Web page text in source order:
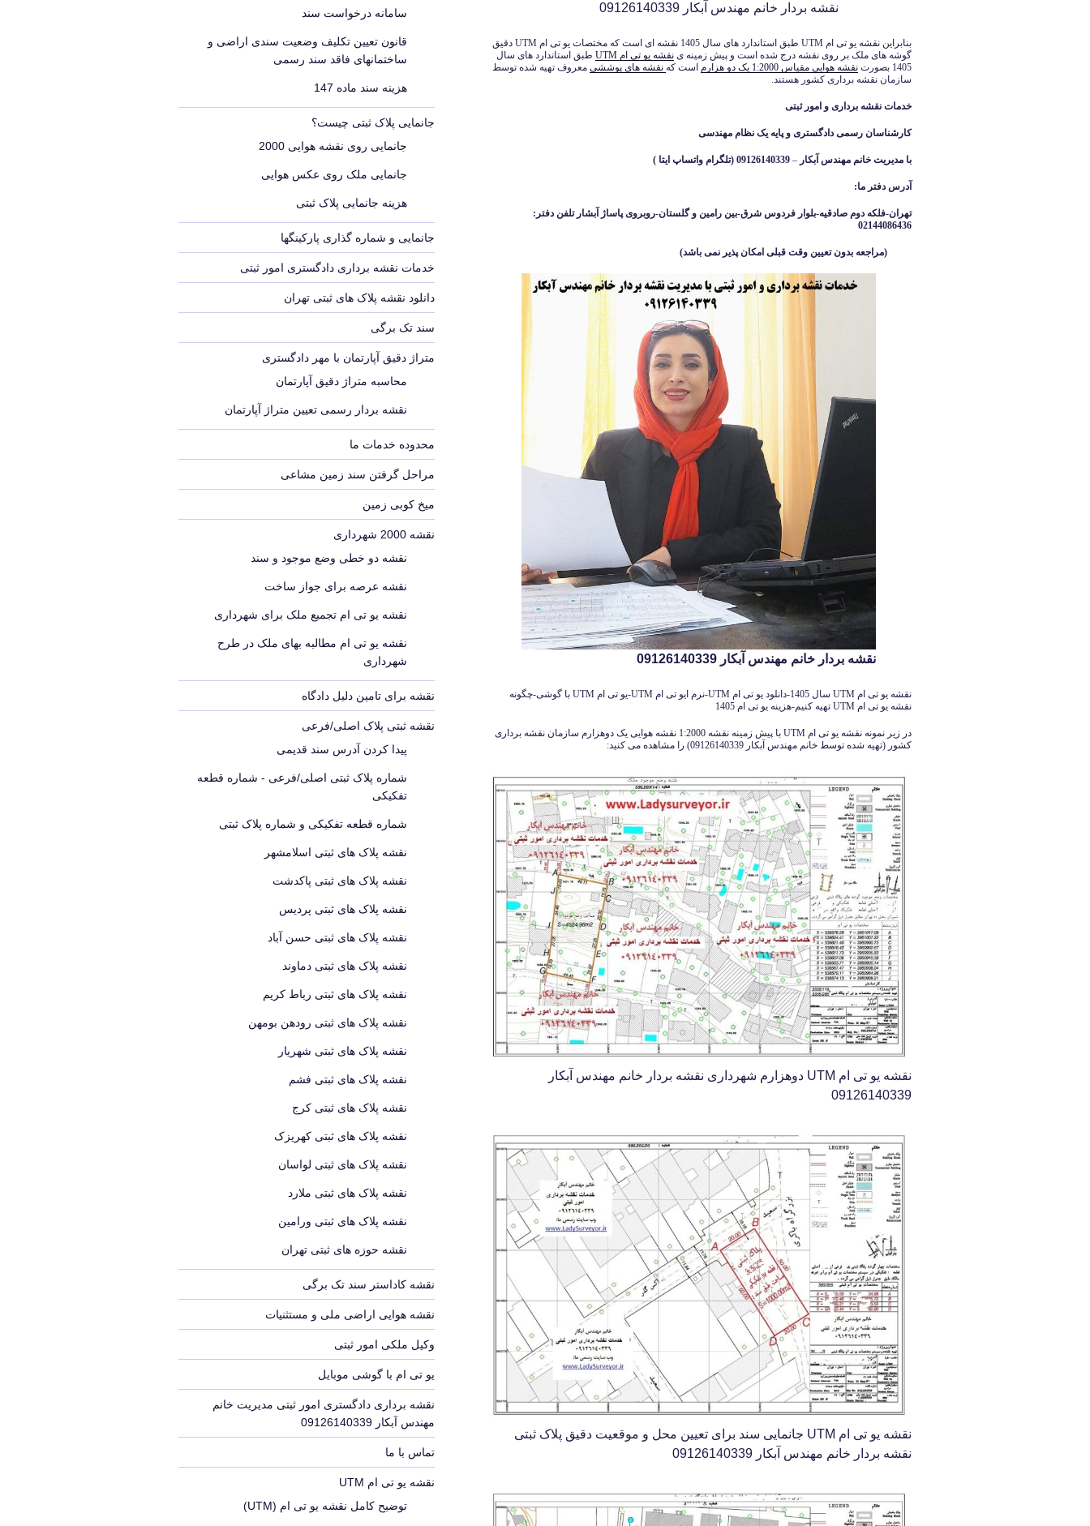
نقشه بردار خانم مهندس آبکار 09126140339
بنابراین نقشه یو تی ام UTM طبق استاندارد های سال 1405 نقشه ای است که مختصات یو تی ام UTM دقیق
گوشه های ملک بر روی نقشه درج شده است و پیش زمینه ی نقشه یو تی ام UTM
طبق استاندارد های سال
1405 بصورت
نقشه هوایی مقیاس 1:2000 یک دو هزارم است که نقشه های پوششی معروف تهیه شده توسط
سازمان نقشه برداری کشور هستند.
خدمات نقشه برداری و امور ثبتی
کارشناسان رسمی دادگستری و پایه یک نظام مهندسی
با مدیریت خانم مهندس آبکار – 09126140339 (تلگرام واتساپ ایتا )
آدرس دفتر ما:
تهران-فلکه دوم صادقیه-بلوار فردوس شرق-بین رامین و گلستان-روبروی پاساژ آبشار تلفن دفتر:
02144086436
(مراجعه بدون تعیین وقت قبلی امکان پذیر نمی باشد)
نقشه بردار خانم مهندس آبکار 09126140339
نقشه یو تی ام UTM سال 1405-دانلود یو تی ام UTM-نرم ایو تی ام UTM-یو تی ام UTM با گوشی-چگونه
نقشه یو تی ام UTM تهیه کنیم-هزینه یو تی ام 1405
در زیر نمونه نقشه یو تی ام UTM با پیش زمینه نقشه 1:2000 نقشه هوایی یک دوهزارم سازمان نقشه برداری
کشور (تهیه شده توسط خانم مهندس آبکار 09126140339) را مشاهده می کنید:
نقشه یو تی ام UTM دوهزارم شهرداری نقشه بردار خانم مهندس آبکار
09126140339
نقشه یو تی ام UTM جانمایی سند برای تعیین محل و موقعیت دقیق پلاک ثبتی
نقشه بردار خانم مهندس آبکار 09126140339
سامانه درخواست سند
قانون تعیین تکلیف وضعیت سندی اراضی و
ساختمانهای فاقد سند رسمی
هزینه سند ماده 147
جانمایی پلاک ثبتی چیست؟
جانمایی روی نقشه هوایی 2000
جانمایی ملک روی عکس هوایی
هزینه جانمایی پلاک ثبتی
جانمایی و شماره گذاری پارکینگها
خدمات نقشه برداری دادگستری امور ثبتی
دانلود نقشه پلاک های ثبتی تهران
سند تک برگی
متراژ دقیق آپارتمان با مهر دادگستری
محاسبه متراژ دقیق آپارتمان
نقشه بردار رسمی تعیین متراژ آپارتمان
محدوده خدمات ما
مراحل گرفتن سند زمین مشاعی
میخ کوبی زمین
نقشه 2000 شهرداری
نقشه دو خطی وضع موجود و سند
نقشه عرصه برای جواز ساخت
نقشه یو تی ام تجمیع ملک برای شهرداری
نقشه یو تی ام مطالبه بهای ملک در طرح
شهرداری
نقشه برای تامین دلیل دادگاه
نقشه ثبتی پلاک اصلی/فرعی
پیدا کردن آدرس سند قدیمی
شماره پلاک ثبتی اصلی/فرعی - شماره قطعه
تفکیکی
شماره قطعه تفکیکی و شماره پلاک ثبتی
نقشه پلاک های ثبتی اسلامشهر
نقشه پلاک های ثبتی پاکدشت
نقشه پلاک های ثبتی پردیس
نقشه پلاک های ثبتی حسن آباد
نقشه پلاک های ثبتی دماوند
نقشه پلاک های ثبتی رباط کریم
نقشه پلاک های ثبتی رودهن بومهن
نقشه پلاک های ثبتی شهریار
نقشه پلاک های ثبتی فشم
نقشه پلاک های ثبتی کرج
نقشه پلاک های ثبتی کهریزک
نقشه پلاک های ثبتی لواسان
نقشه پلاک های ثبتی ملارد
نقشه پلاک های ثبتی ورامین
نقشه حوزه های ثبتی تهران
نقشه کاداستر سند تک برگی
نقشه هوایی اراضی ملی و مستثنیات
وکیل ملکی امور ثبتی
یو تی ام با گوشی موبایل
نقشه برداری دادگستری امور ثبتی مدیریت خانم
مهندس آبکار 09126140339
تماس با ما
نقشه یو تی ام UTM
توضیح کامل نقشه یو تی ام (UTM)